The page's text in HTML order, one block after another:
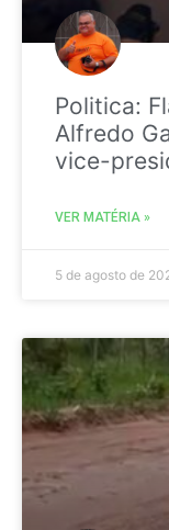
Politica:
Alfredo
vice-
VER MATÉRIA »
5 de agosto de